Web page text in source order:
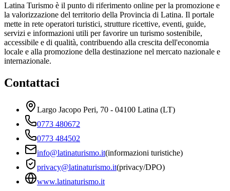
Latina Turismo è il punto di riferimento online per la promozione e
la valorizzazione del territorio della Provincia di Latina. Il portale
mette in rete operatori turistici, strutture ricettive, eventi, guide,
servizi e informazioni utili per favorire un turismo sostenibile,
accessibile e di qualità, contribuendo alla crescita dell'economia
locale e alla promozione della destinazione nel mercato nazionale e
internazionale.
Contattaci
Largo Jacopo Peri, 70 - 04100 Latina (LT)
0773 480672
0773 484502
info@latinaturismo.it(informazioni turistiche)
privacy@latinaturismo.it(privacy/DPO)
www.latinaturismo.it